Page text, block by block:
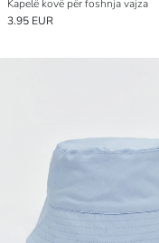
Kapelë kovë për foshnja vajza
3.95 EUR